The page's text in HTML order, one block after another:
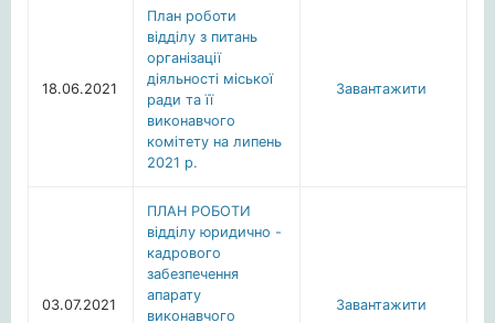
18.06.2021
План роботи
відділу з питань
організації
діяльності міської
ради та її
виконавчого
комітету на липень
2021 р.
Завантажити
03.07.2021
ПЛАН РОБОТИ
відділу юридично -
кадрового
забезпечення
апарату
виконавчого
Завантажити